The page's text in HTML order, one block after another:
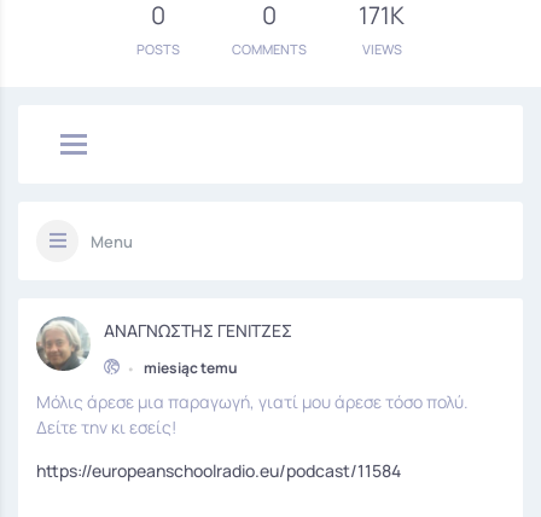
0
POSTS
0
COMMENTS
171K
VIEWS
Menu
ΑΝΑΓΝΩΣΤΗΣ ΓΕΝΙΤΖΕΣ
• miesiąc temu
Μόλις άρεσε μια παραγωγή, γιατί μου άρεσε τόσο πολύ.
Δείτε την κι εσείς!
https://europeanschoolradio.eu/podcast/11584